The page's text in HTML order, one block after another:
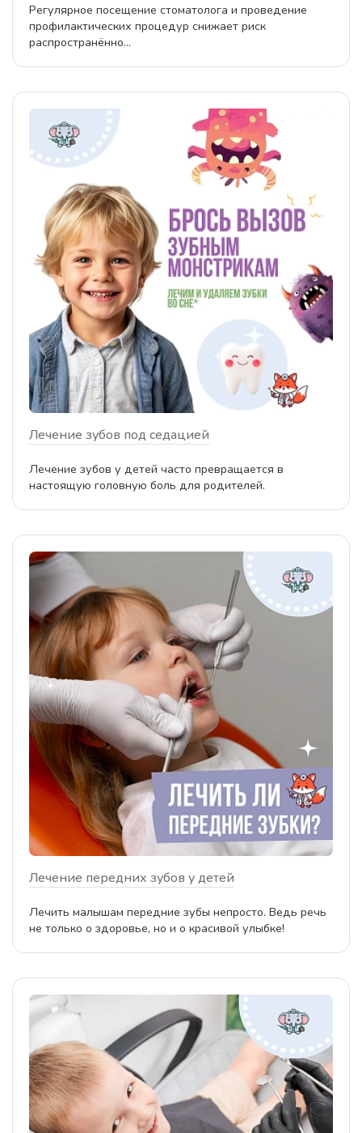
Регулярное посещение стоматолога и проведение
профилактических процедур снижает риск
распространённо...
Лечение зубов под седацией
Лечение зубов у детей часто превращается в
настоящую головную боль для родителей.
Лечение передних зубов у детей
Лечить малышам передние зубы непросто. Ведь речь
не только о здоровье, но и о красивой улыбке!